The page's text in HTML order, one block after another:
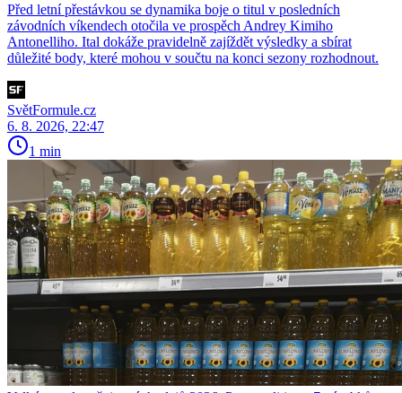
Před letní přestávkou se dynamika boje o titul v posledních
závodních víkendech otočila ve prospěch Andrey Kimiho
Antonelliho. Ital dokáže pravidelně zajíždět výsledky a sbírat
důležité body, které mohou v součtu na konci sezony rozhodnout.
SvětFormule.cz
6. 8. 2026, 22:47
1 min